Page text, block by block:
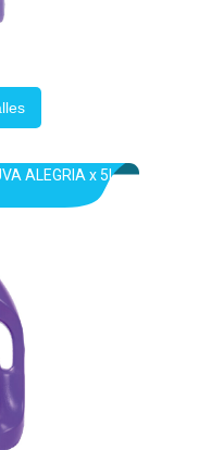
ALEGRIA x 5L